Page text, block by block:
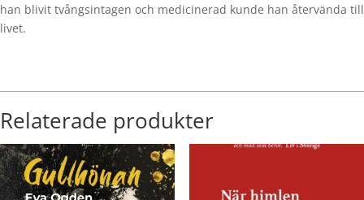
han blivit tvångsintagen och medicinerad kunde han återvända till
livet.
Relaterade produkter